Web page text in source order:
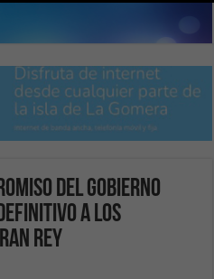
del Gobierno
a los
Rey